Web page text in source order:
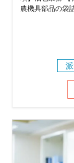
農機具部品の袋